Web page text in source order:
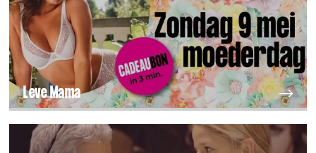
Leve Mama